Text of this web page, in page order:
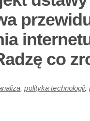
co
,polityka technologii,